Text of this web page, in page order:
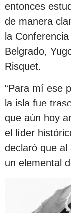
entonces
de manera
la
Belgrado,
Risquet.
“Para mí ese
la isla fue
que aún hoy
el líder
declaró que al
un elemental